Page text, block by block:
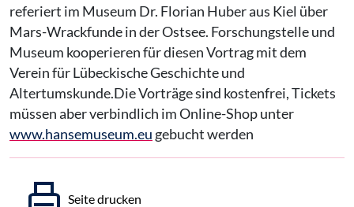
referiert im Museum Dr. Florian Huber aus Kiel über
Mars-Wrackfunde in der Ostsee. Forschungstelle und
Museum kooperieren für diesen Vortrag mit dem
Verein für Lübeckische Geschichte und
Altertumskunde.Die Vorträge sind kostenfrei, Tickets
müssen aber verbindlich im Online-Shop unter
www.hansemuseum.eu gebucht werden
Seite drucken